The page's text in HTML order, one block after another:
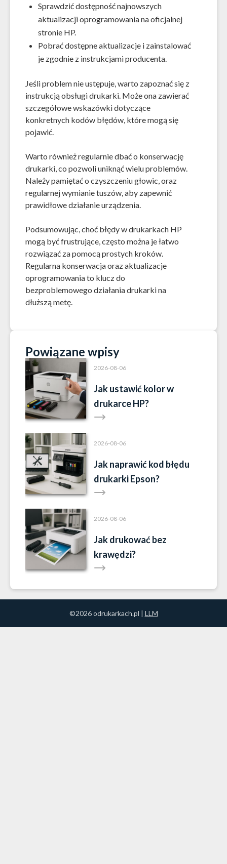
Sprawdzić dostępność najnowszych
aktualizacji oprogramowania na oficjalnej
stronie HP.
Pobrać dostępne aktualizacje i zainstalować
je zgodnie z instrukcjami producenta.
Jeśli problem nie ustępuje, warto zapoznać się z
instrukcją obsługi drukarki. Może ona zawierać
szczegółowe wskazówki dotyczące
konkretnych kodów błędów, które mogą się
pojawić.
Warto również regularnie dbać o konserwację
drukarki, co pozwoli uniknąć wielu problemów.
Należy pamiętać o czyszczeniu głowic, oraz
regularnej wymianie tuszów, aby zapewnić
prawidłowe działanie urządzenia.
Podsumowując, choć błędy w drukarkach HP
mogą być frustrujące, często można je łatwo
rozwiązać za pomocą prostych kroków.
Regularna konserwacja oraz aktualizacje
oprogramowania to klucz do
bezproblemowego działania drukarki na
dłuższą metę.
Powiązane wpisy
2026-08-06
Jak ustawić kolor w
drukarce HP?
2026-08-06
Jak naprawić kod błędu
drukarki Epson?
2026-08-06
Jak drukować bez
krawędzi?
©2026 odrukarkach.pl | LLM